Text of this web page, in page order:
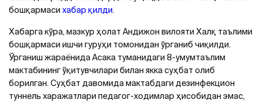
бошқармаси хабар қилди.
Хабарга кўра, мазкур ҳолат Aндижон вилояти Халқ таълими
бошқармаси ишчи гуруҳи томонидан ўрганиб чиқилди.
Ўрганиш жараёнида Aсака туманидаги 8-умумтаълим
мактабининг ўқитувчилари билан якка суҳбат олиб
борилган. Суҳбат давомида мактабдаги дезинфекцион
туннель харажатлари педагог-ходимлар ҳисобидан эмас,